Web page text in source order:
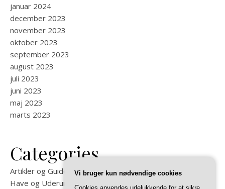
januar 2024
december 2023
november 2023
oktober 2023
september 2023
august 2023
juli 2023
juni 2023
maj 2023
marts 2023
Categories
Artikler og Guides på Felixma
Have og Uderum
Vi bruger kun nødvendige cookies